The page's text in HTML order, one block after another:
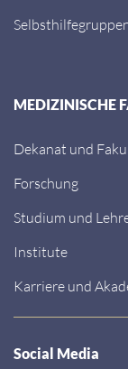
MEDIZINISCHE
Dekanat und
Forschung
Studium und
Institute
Karriere und
Social Media